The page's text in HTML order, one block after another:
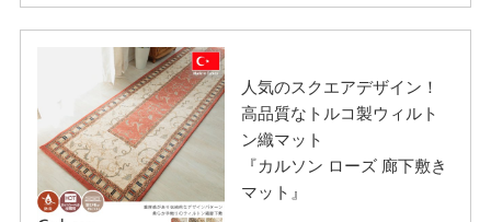
人気のスクエアデザイン！
高品質なトルコ製ウィルト
ン織マット
『カルソン ローズ 廊下敷き
マット』